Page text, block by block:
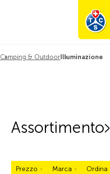
Camping & Outdoor Illuminazione
Assortimento
Prezzo Marca Ordina